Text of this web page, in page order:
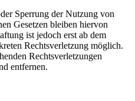
Sperrung der Nutzung von
Gesetzen bleiben hiervon
ist jedoch erst ab dem
Rechtsverletzung möglich.
Rechtsverletzungen
entfernen.